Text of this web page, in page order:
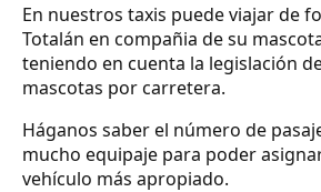
En nuestros taxis puede viajar de
Totalán en compañia de su
teniendo en cuenta la legislación
mascotas por carretera.
Háganos saber el número de
mucho equipaje para poder
vehículo más apropiado.